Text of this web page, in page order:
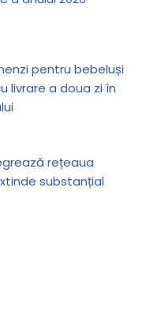
pentru bebeluși
livrare a doua zi în
rețeaua
substanțial